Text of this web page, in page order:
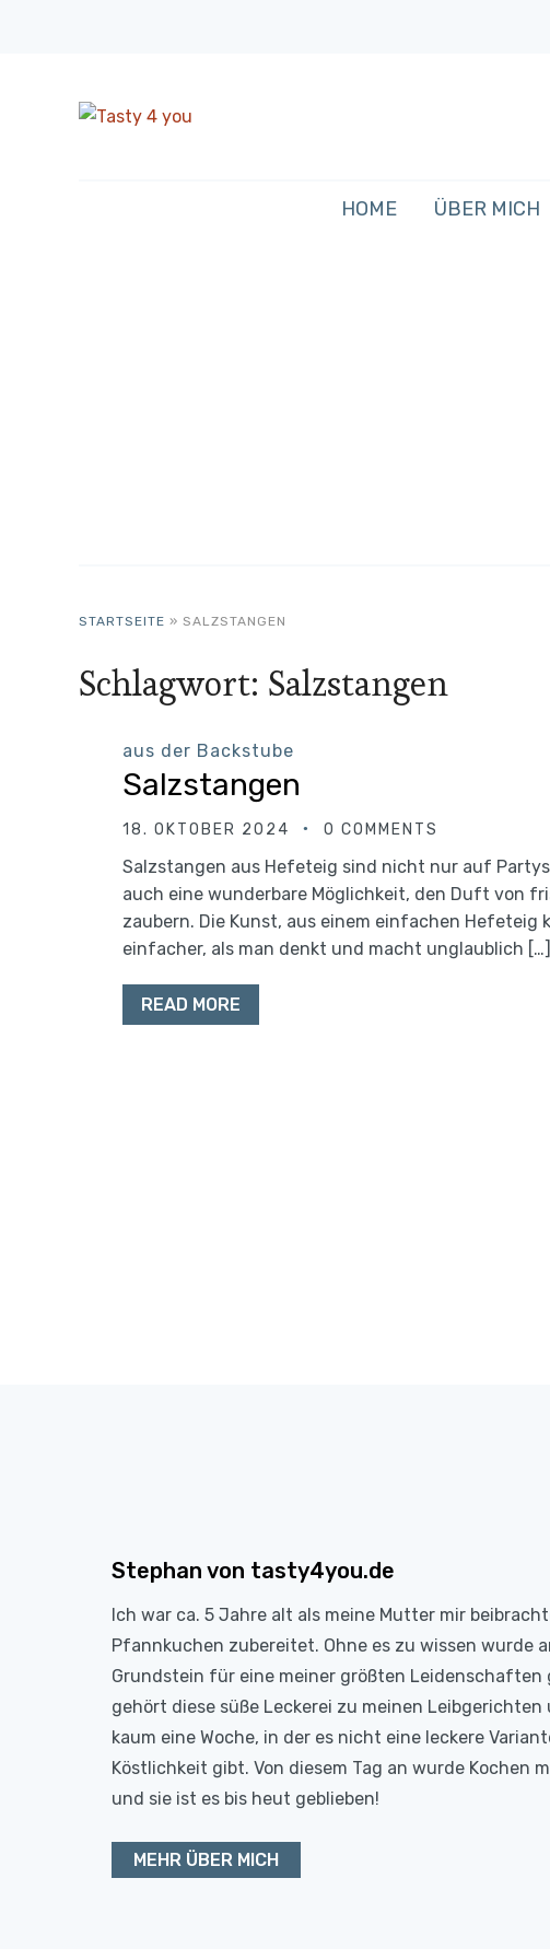
HOME ÜBER MICH
STARTSEITE » SALZSTANGEN
Schlagwort: Salzstangen
aus der Backstube
Salzstangen
18. OKTOBER 2024 0 COMMENTS
Salzstangen aus Hefeteig sind nicht nur auf
auch eine wunderbare Möglichkeit, den Duft von
zaubern. Die Kunst, aus einem einfachen
einfacher, als man denkt und macht unglaublich […]
READ MORE
Stephan von tasty4you.de
Ich war ca. 5 Jahre alt als meine Mutter mir
Pfannkuchen zubereitet. Ohne es zu wissen wurde
Grundstein für eine meiner größten Leidenschaften
gehört diese süße Leckerei zu meinen Leibgerichten
kaum eine Woche, in der es nicht eine leckere
Köstlichkeit gibt. Von diesem Tag an wurde Kochen
und sie ist es bis heut geblieben!
MEHR ÜBER MICH